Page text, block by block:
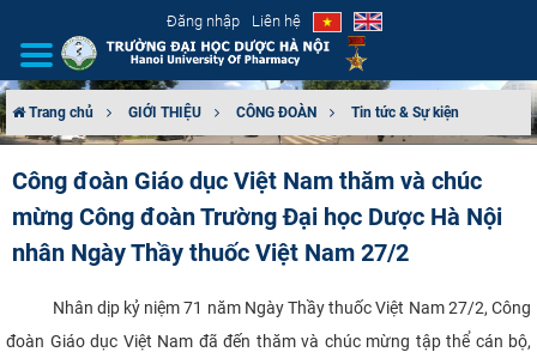
Đăng nhập Liên hệ
CƠ CẤU TỔ CHỨC
TUYỂN SINH
ĐÀO TẠO
Trang chủ GIỚI THIỆU CÔNG ĐOÀN Tin tức & Sự kiện
Công đoàn Giáo dục Việt Nam thăm và chúc
mừng Công đoàn Trường Đại học Dược Hà Nội
nhân Ngày Thầy thuốc Việt Nam 27/2
Nhân dịp kỷ niệm 71 năm Ngày Thầy thuốc Việt Nam 27/2, Công
đoàn Giáo dục Việt Nam đã đến thăm và chúc mừng tập thể cán bộ,